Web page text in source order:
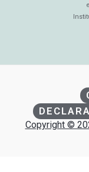
Copyright ©